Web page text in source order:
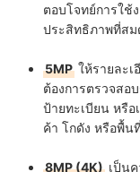
ตอบโจทย์การใช้
ประสิทธิภาพที่สม
5MP ให้รายละ
ต้องการตรวจสอ
ป้ายทะเบียน หรื
ค้า โกดัง หรือพื้น
8MP (4K) เป็น